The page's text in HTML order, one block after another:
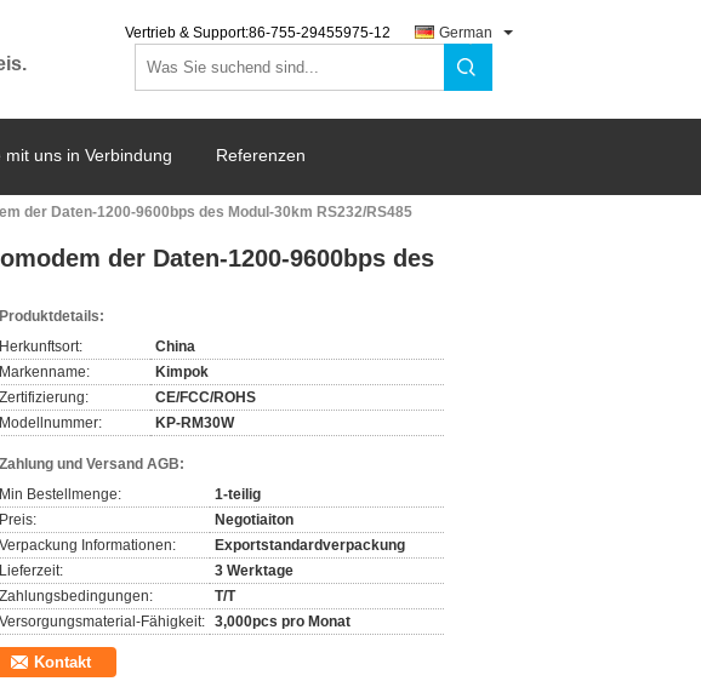
Vertrieb & Support:86-755-29455975-12 German
mit uns in Verbindung Referenzen
der Daten-1200-9600bps des Modul-30km RS232/RS485
der Daten-1200-9600bps des
Produktdetails:
Herkunftsort:
China
Markenname:
Kimpok
Zertifizierung:
CE/FCC/ROHS
Modellnummer:
KP-RM30W
Zahlung und Versand AGB:
Min Bestellmenge:
1-teilig
Preis:
Negotiaiton
Verpackung Informationen:
Exportstandardverpackung
Lieferzeit:
3 Werktage
Zahlungsbedingungen:
T/T
Versorgungsmaterial-Fähigkeit: 3,000pcs pro Monat
Kontakt